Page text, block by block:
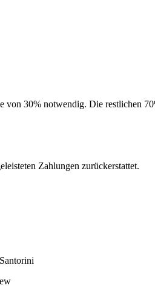
30% notwendig. Die restlichen
Zahlungen zurückerstattet.